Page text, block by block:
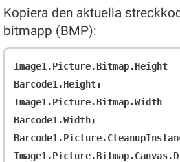
Kopiera den aktuella
bitmapp (BMP):
Barcode1.Height;
Barcode1.Width;